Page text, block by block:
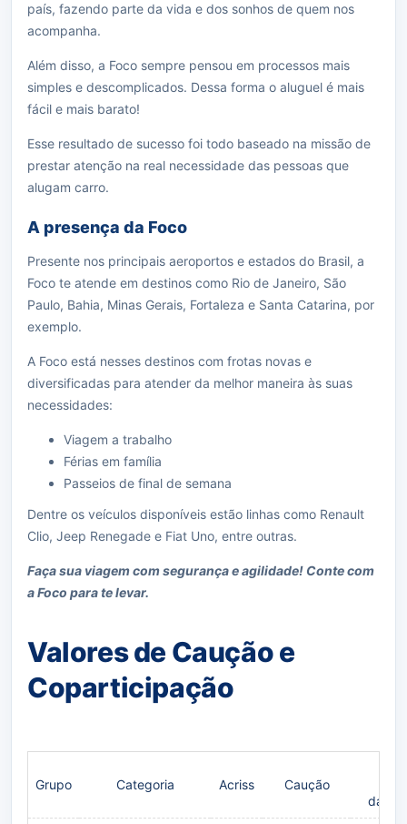
país, fazendo parte da vida e dos sonhos de quem nos
acompanha.
Além disso, a Foco sempre pensou em processos mais
simples e descomplicados. Dessa forma o aluguel é mais
fácil e mais barato!
Esse resultado de sucesso foi todo baseado na missão de
prestar atenção na real necessidade das pessoas que
alugam carro.
A presença da Foco
Presente nos principais aeroportos e estados do Brasil, a
Foco te atende em destinos como Rio de Janeiro, São
Paulo, Bahia, Minas Gerais, Fortaleza e Santa Catarina, por
exemplo.
A Foco está nesses destinos com frotas novas e
diversificadas para atender da melhor maneira às suas
necessidades:
Viagem a trabalho
Férias em família
Passeios de final de semana
Dentre os veículos disponíveis estão linhas como Renault
Clio, Jeep Renegade e Fiat Uno, entre outras.
Faça sua viagem com segurança e agilidade! Conte com
a Foco para te levar.
Valores de Caução e
Coparticipação
Grupo Categoria Acriss Caução
danos